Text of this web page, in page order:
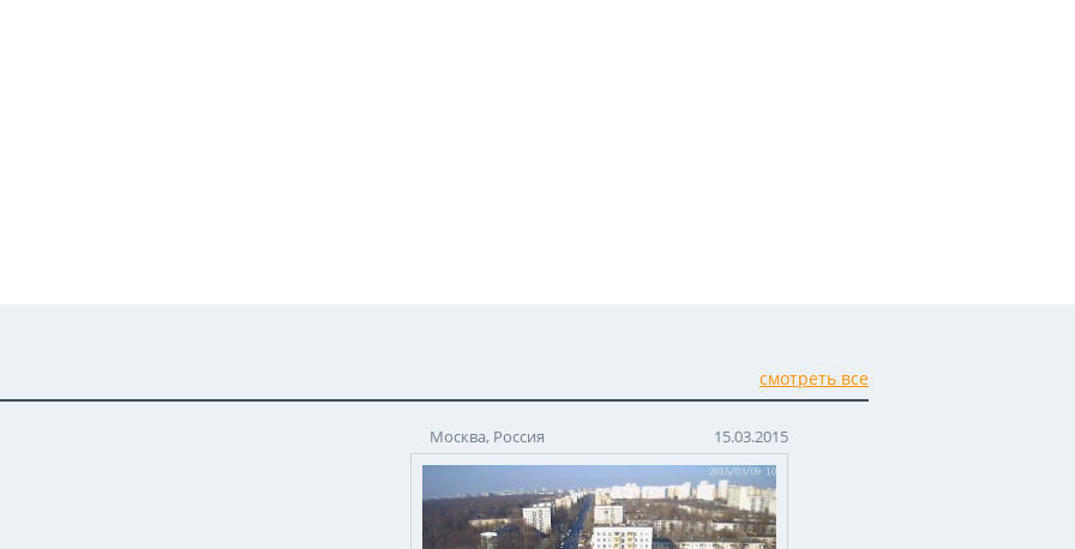
смотреть все
Москва, Россия 15.03.2015